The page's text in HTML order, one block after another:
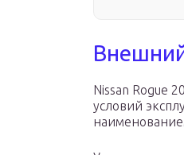
Nissan Rogue
условий